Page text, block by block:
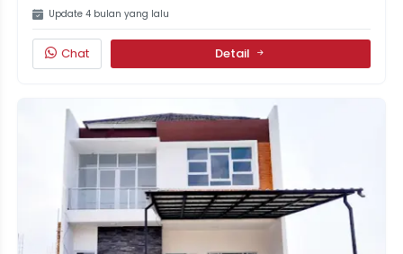
Update 4 bulan yang lalu
Chat Detail